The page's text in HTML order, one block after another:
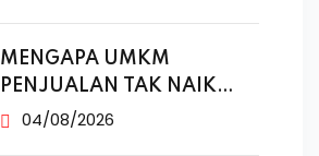
MENGAPA UMKM
PENJUALAN TAK NAIK
MESKI SUDAH
04/08/2026